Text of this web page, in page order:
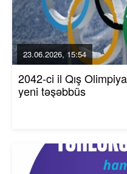
23.06.2026, 15:54
2042-ci il Qış
yeni təşəbbüs